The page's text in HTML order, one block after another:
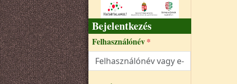
Bejelentkezés
Felhasználónév